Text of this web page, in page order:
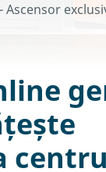
Ascensor